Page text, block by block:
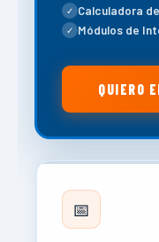
✓ Calculadora
✓ Módulos de
QUIERO
📅